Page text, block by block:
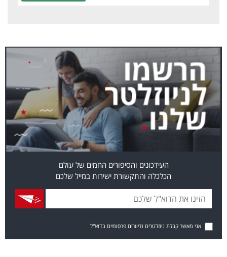
העידכונים והסיפורים החמים של עולם
הכלכלה והתקשורת ישירות במייל שלכם
אני מאשר קבלת ניוזלטרים ודיוורים פרסומיים בדוא"ל